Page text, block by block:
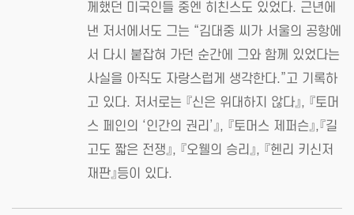
께했던 미국인들 중엔 히친스도 있었다. 근년에
낸 저서에서도 그는 “김대중 씨가 서울의 공항에
서 다시 붙잡혀 가던 순간에 그와 함께 있었다는
사실을 아직도 자랑스럽게 생각한다.”고 기록하
고 있다. 저서로는 『신은 위대하지 않다』, 『토머
스 페인의 ‘인간의 권리’』, 『토머스 제퍼슨』,『길
고도 짧은 전쟁』, 『오웰의 승리』, 『헨리 키신저
재판』등이 있다.